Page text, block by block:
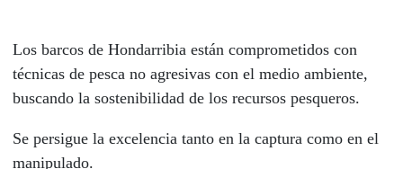
Los barcos de Hondarribia están comprometidos con
técnicas de pesca no agresivas con el medio ambiente,
buscando la sostenibilidad de los recursos pesqueros.
Se persigue la excelencia tanto en la captura como en el
manipulado.